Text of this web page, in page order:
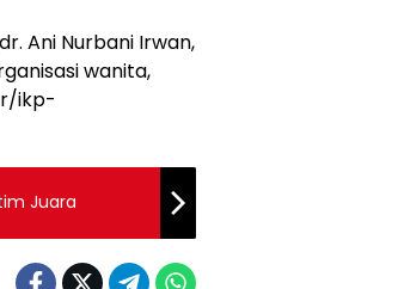
Ani Nurbani Irwan,
wanita,
ikp-
Juara